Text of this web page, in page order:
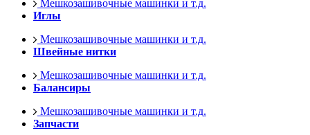
Мешкозашивочные машинки и т.д.
Иглы
Мешкозашивочные машинки и т.д.
Швейные нитки
Мешкозашивочные машинки и т.д.
Балансиры
Мешкозашивочные машинки и т.д.
Запчасти